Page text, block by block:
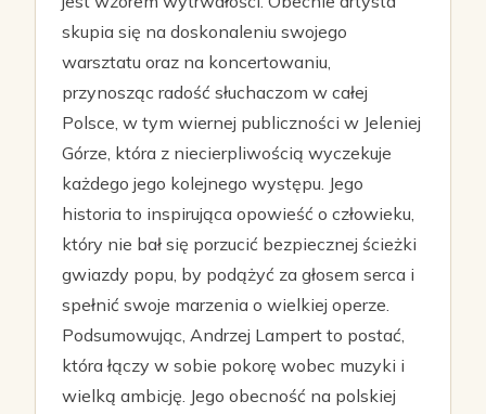
skupia się na doskonaleniu swojego
warsztatu oraz na koncertowaniu,
przynosząc radość słuchaczom w całej
Polsce, w tym wiernej publiczności w Jeleniej
Górze, która z niecierpliwością wyczekuje
każdego jego kolejnego występu. Jego
historia to inspirująca opowieść o człowieku,
który nie bał się porzucić bezpiecznej ścieżki
gwiazdy popu, by podążyć za głosem serca i
spełnić swoje marzenia o wielkiej operze.
Podsumowując, Andrzej Lampert to postać,
która łączy w sobie pokorę wobec muzyki i
wielką ambicję. Jego obecność na polskiej